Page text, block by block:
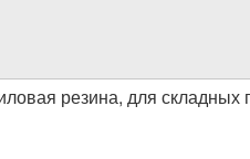
резина, для складных